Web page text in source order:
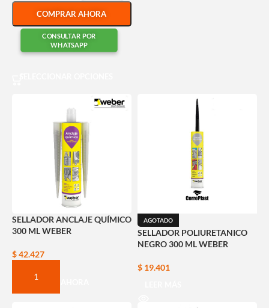
COMPRAR AHORA
CONSULTAR POR
WHATSAPP
SELLADOR ANCLAJE QUÍMICO
300 ML WEBER
$42.427
COMPRAR AHORA
AGOTADO
SELLADOR POLIURETANICO
NEGRO 300 ML WEBER
$19.401